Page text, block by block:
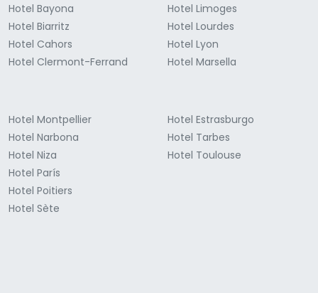
Hotel Bayona
Hotel Biarritz
Hotel Cahors
Hotel Clermont-Ferrand
Hotel Limoges
Hotel Lourdes
Hotel Lyon
Hotel Marsella
Hotel Montpellier
Hotel Narbona
Hotel Niza
Hotel París
Hotel Poitiers
Hotel Sète
Hotel Estrasburgo
Hotel Tarbes
Hotel Toulouse